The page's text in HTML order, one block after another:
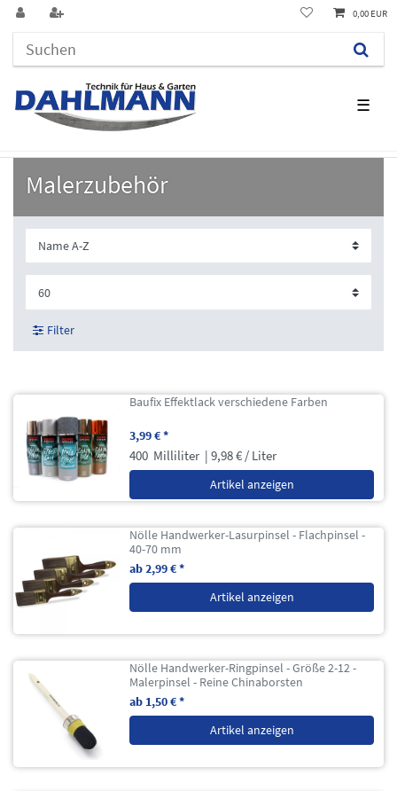
☰
0,00 EUR
Malerzubehör
Filter
Baufix Effektlack verschiedene Farben
3,99 € *
400 Milliliter | 9,98 € / Liter
Artikel anzeigen
Nölle Handwerker-Lasurpinsel - Flachpinsel -
40-70 mm
ab 2,99 € *
Artikel anzeigen
Nölle Handwerker-Ringpinsel - Größe 2-12 -
Malerpinsel - Reine Chinaborsten
ab 1,50 € *
Artikel anzeigen